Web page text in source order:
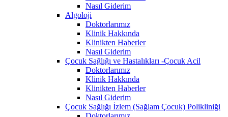
Nasıl Giderim
Algoloji
Doktorlarımız
Klinik Hakkında
Klinikten Haberler
Nasıl Giderim
Çocuk Sağlığı ve Hastalıkları -Çocuk Acil
Doktorlarımız
Klinik Hakkında
Klinikten Haberler
Nasıl Giderim
Çocuk Sağlığı İzlem (Sağlam Çocuk) Polikliniği